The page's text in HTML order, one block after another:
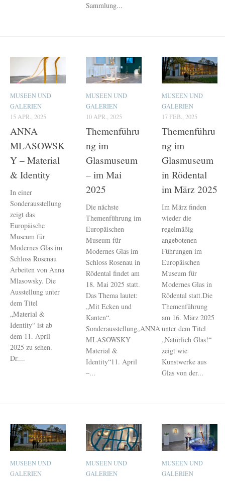
Sammlung...
MUSEEN UND
GALERIEN
15 APR., 2025
ANNA
MLASOWSK
Y – Material
& Identity
In einer
Sonderausstellung
zeigt das
Europäische
Museum für
Modernes Glas im
Schloss Rosenau
Arbeiten von Anna
Mlasowsky. Die
Ausstellung unter
dem Titel
„Material &
Identity“ ist ab
dem 11. April
2025 zu sehen.
Dr....
MUSEEN UND
GALERIEN
10 APR., 2025
Themenführu
ng im
Glasmuseum
– im Mai
2025
Die nächste
Themenführung im
Europäischen
Museum für
Modernes Glas im
Schloss Rosenau in
Rödental findet am
18. Mai 2025 statt.
Das Thema lautet:
„Mit Ecken und
Kanten“.
Sonderausstellung„ANNA
MLASOWSKY
Material &
Identity“11. April
–...
MUSEEN UND
GALERIEN
17 FEB., 2025
Themenführu
ng im
Glasmuseum
in Rödental
im März 2025
Im März finden
wieder die
regelmäßig
angebotenen
Führungen im
Europäischen
Museum für
Modernes Glas in
Rödental statt.Die
Themenführung
am 16. März 2025
unter dem Titel
„Natürlich Glas!“
zeigt wie
Kunstwerke aus
Glas von der...
MUSEEN UND
GALERIEN
MUSEEN UND
GALERIEN
MUSEEN UND
GALERIEN